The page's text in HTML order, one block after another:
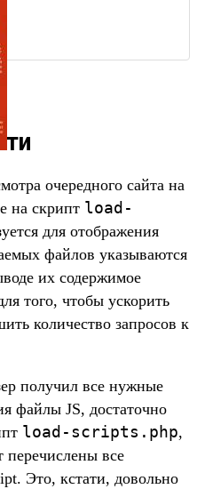
очередного сайта на
на скрипт load-
для отображения
файлов указываются
их содержимое
того, чтобы ускорить
количество запросов к
получил все нужные
файлы JS, достаточно
load-scripts.php,
перечислены все
Это, кстати, довольно